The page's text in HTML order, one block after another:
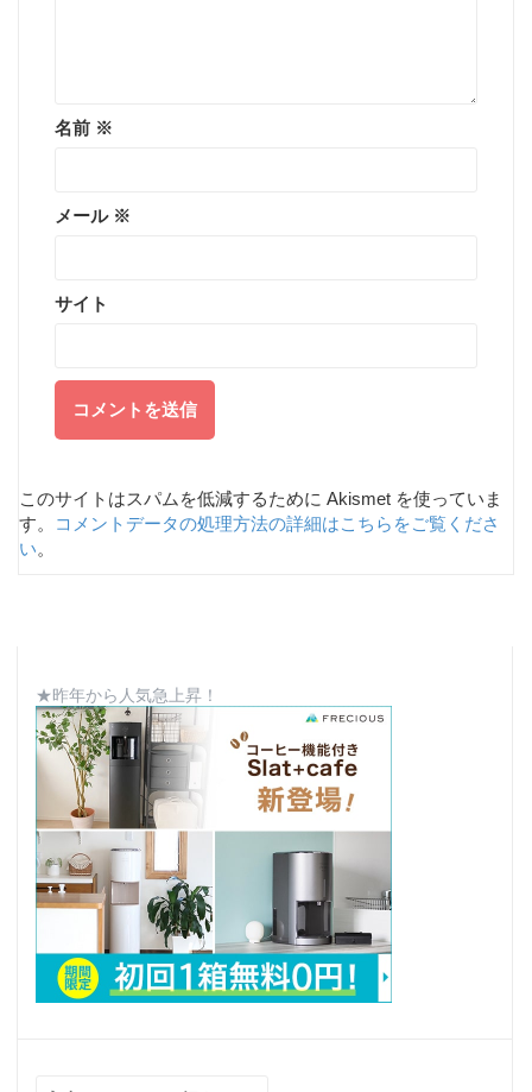
名前 ※
メール ※
サイト
このサイトはスパムを低減するために Akismet を使っていま
す。
コメントデータの処理方法の詳細はこちらをご覧くださ
い。
★昨年から人気急上昇！